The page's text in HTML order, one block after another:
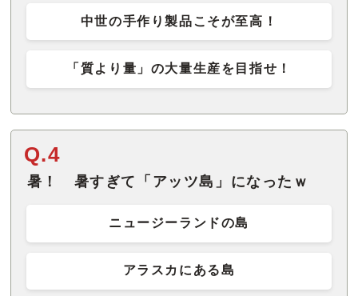
中世の手作り製品こそが至高！
「質より量」の大量生産を目指せ！
Q.4
暑！ 暑すぎて「アッツ島」になったｗ
ニュージーランドの島
アラスカにある島